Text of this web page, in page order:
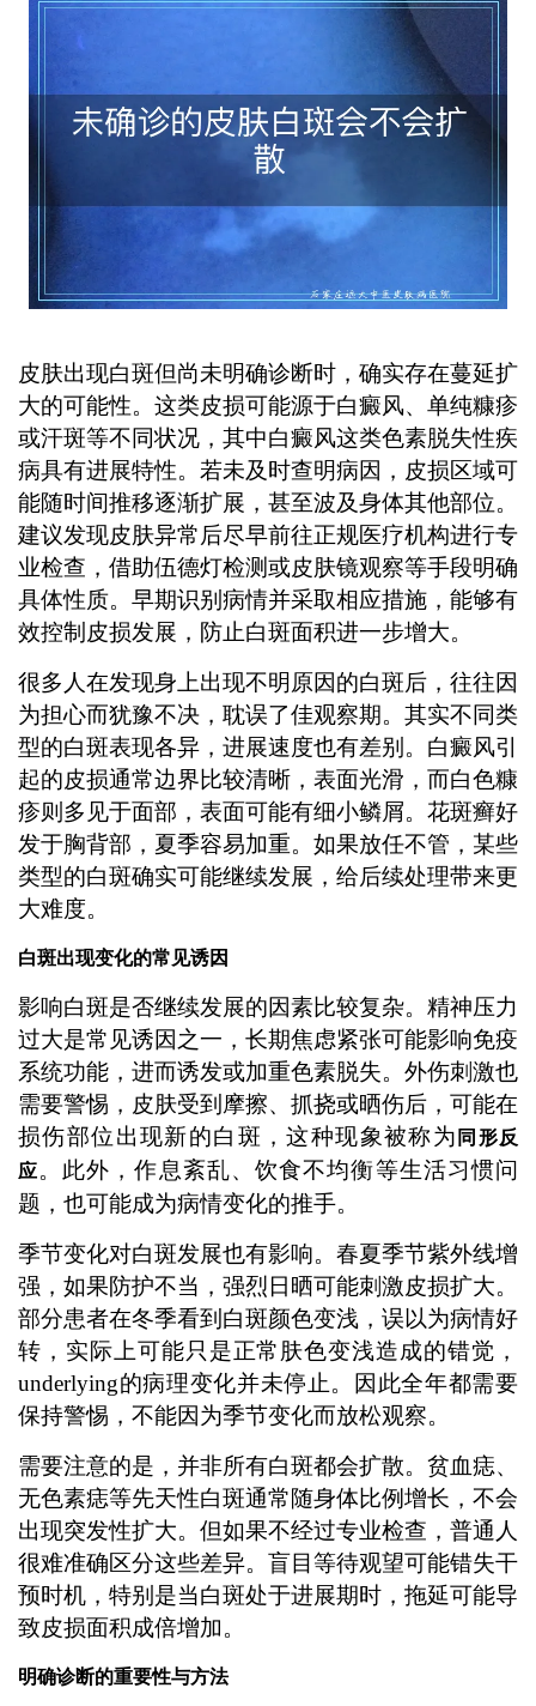
活中需注意避免皮肤外伤和强烈日晒，
保持规律作息和稳定情绪，这些措施都
能帮助降低白斑扩散风险。 ...
皮肤出现白斑但尚未明确诊断时，确实存在蔓延扩
大的可能性。这类皮损可能源于白癜风、单纯糠疹
或汗斑等不同状况，其中白癜风这类色素脱失性疾
病具有进展特性。若未及时查明病因，皮损区域可
能随时间推移逐渐扩展，甚至波及身体其他部位。
建议发现皮肤异常后尽早前往正规医疗机构进行专
业检查，借助伍德灯检测或皮肤镜观察等手段明确
具体性质。早期识别病情并采取相应措施，能够有
效控制皮损发展，防止白斑面积进一步增大。
很多人在发现身上出现不明原因的白斑后，往往因
为担心而犹豫不决，耽误了佳观察期。其实不同类
型的白斑表现各异，进展速度也有差别。白癜风引
起的皮损通常边界比较清晰，表面光滑，而白色糠
疹则多见于面部，表面可能有细小鳞屑。花斑癣好
发于胸背部，夏季容易加重。如果放任不管，某些
类型的白斑确实可能继续发展，给后续处理带来更
大难度。
白斑出现变化的常见诱因
影响白斑是否继续发展的因素比较复杂。精神压力
过大是常见诱因之一，长期焦虑紧张可能影响免疫
系统功能，进而诱发或加重色素脱失。外伤刺激也
需要警惕，皮肤受到摩擦、抓挠或晒伤后，可能在
损伤部位出现新的白斑，这种现象被称为 同形反
应。此外，作息紊乱、饮食不均衡等生活习惯问
题，也可能成为病情变化的推手。
季节变化对白斑发展也有影响。春夏季节紫外线增
强，如果防护不当，强烈日晒可能刺激皮损扩大。
部分患者在冬季看到白斑颜色变浅，误以为病情好
转，实际上可能只是正常肤色变浅造成的错觉，
underlying的病理变化并未停止。因此全年都需要
保持警惕，不能因为季节变化而放松观察。
需要注意的是，并非所有白斑都会扩散。贫血痣、
无色素痣等先天性白斑通常随身体比例增长，不会
出现突发性扩大。但如果不经过专业检查，普通人
很难准确区分这些差异。盲目等待观望可能错失干
预时机，特别是当白斑处于进展期时，拖延可能导
致皮损面积成倍增加。
明确诊断的重要性与方法